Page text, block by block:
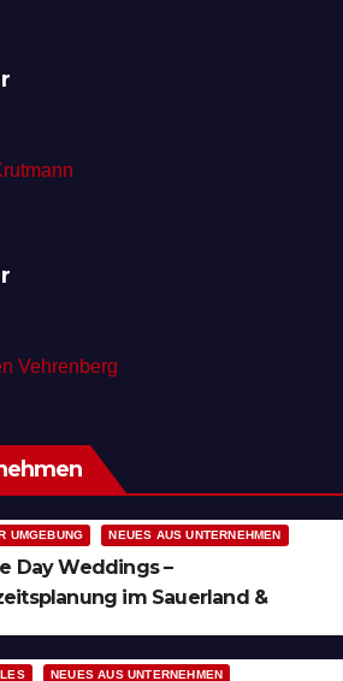
UMGEBUNG NEUES AUS UNTERNEHMEN
Day Weddings –
im Sauerland &
NEUES AUS UNTERNEHMEN